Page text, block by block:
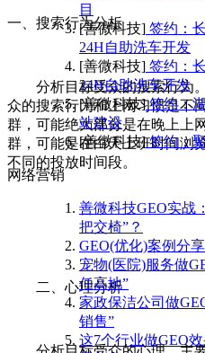
一、搜索行为分析
分析目标受众的搜索行为。
众的搜索行为和上网习惯是不
群，可能绝大部分是在晚上上
群，可能是在白天上班时间浏
不同的投放时间段。
二、心理分析
目
[善微科技] 签约：
24H自助洗车开发
[善微科技] 签约：
24H自助洗车开发
[善微科技]签约：
站建设
[善微科技]签约：
网络营销
善微科技GEO实战
把交椅”？
GEO(优化)案例分享
宠物(医院)服务做
任高地”
家政保洁公司做
销售”
这7个行业做GEO